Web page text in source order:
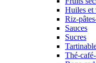
Huiles et
Riz-
Sauces
Sucres
Thé-